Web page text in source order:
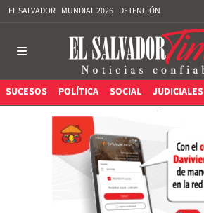
EL SALVADOR MUNDIAL 2026 DETENCIÓN
SUCESOS POLÍTICA SOCIAL JUDICIALES